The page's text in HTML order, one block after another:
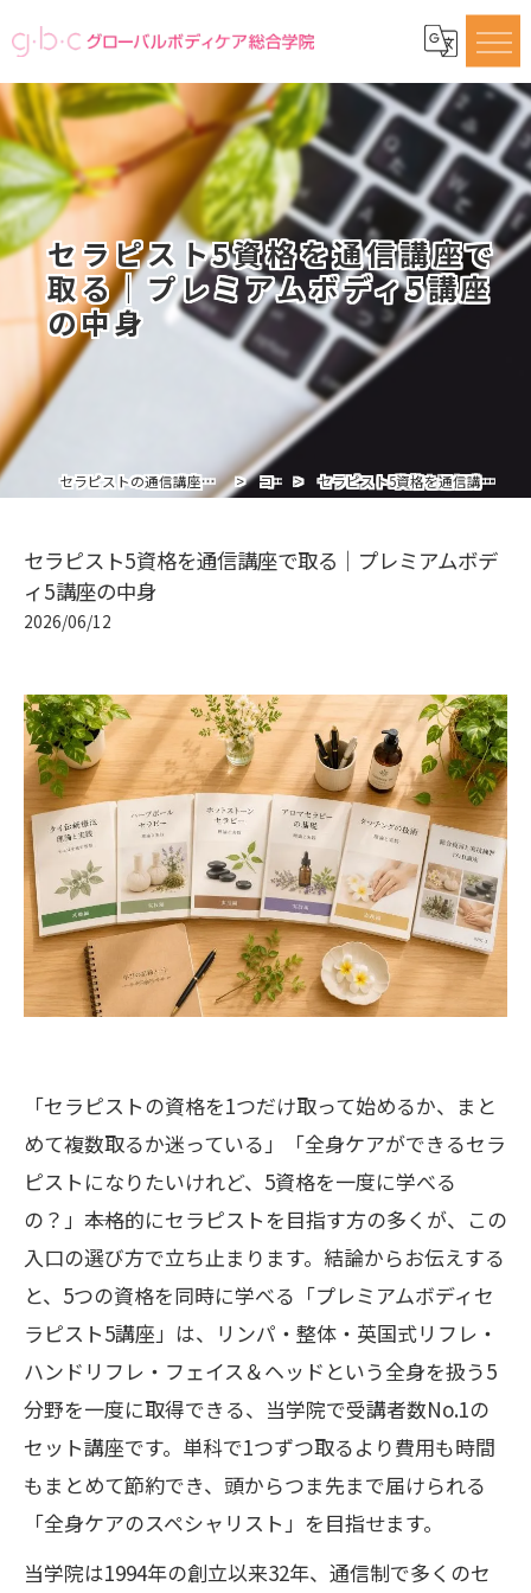
セラピスト5資格を通信講座で
取る｜プレミアムボディ5講座
の中身
セラピストの通信講座ならグローバルボディケア総合学院 コラム セラピスト5資格を通信講座で取る｜プレミアムボディ5講座の中身
セラピスト5資格を通信講座で取る｜プレミアムボデ
ィ5講座の中身
2026/06/12
「セラピストの資格を1つだけ取って始めるか、まと
めて複数取るか迷っている」「全身ケアができるセラ
ピストになりたいけれど、5資格を一度に学べる
の？」――本格的にセラピストを目指す方の多くが、この
入口の選び方で立ち止まります。結論からお伝えする
と、5つの資格を同時に学べる「プレミアムボディセ
ラピスト5講座」は、リンパ・整体・英国式リフレ・
ハンドリフレ・フェイス＆ヘッドという全身を扱う5
分野を一度に取得できる、当学院で受講者数No.1の
セット講座です。単科で1つずつ取るより費用も時間
もまとめて節約でき、頭からつま先まで届けられる
「全身ケアのスペシャリスト」を目指せます。
当学院は1994年の創立以来32年、通信制で多くのセ